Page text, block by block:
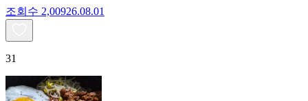
조회수 2,00926.08.01
31